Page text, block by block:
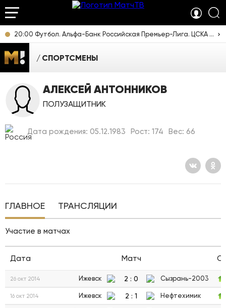
20:00 Футбол. Альфа-Банк Российская Премьер-Лига. ЦСКА - "Ростов" (Ростов-на-Дону). Прямая трансляция
СПОРТСМЕНЫ
АЛЕКСЕЙ АНТОННИКОВ
ПОЛУЗАЩИТНИК
Дата рождения: 05.12.1983 Рост: 174 Вес: 66
ГЛАВНОЕ ТРАНСЛЯЦИИ
Участие в матчах
Дата Матч
26 окт 2014 Ижевск 2 : 0 Сызрань-2003
16 окт 2014 Ижевск 2 : 1 Нефтехимик